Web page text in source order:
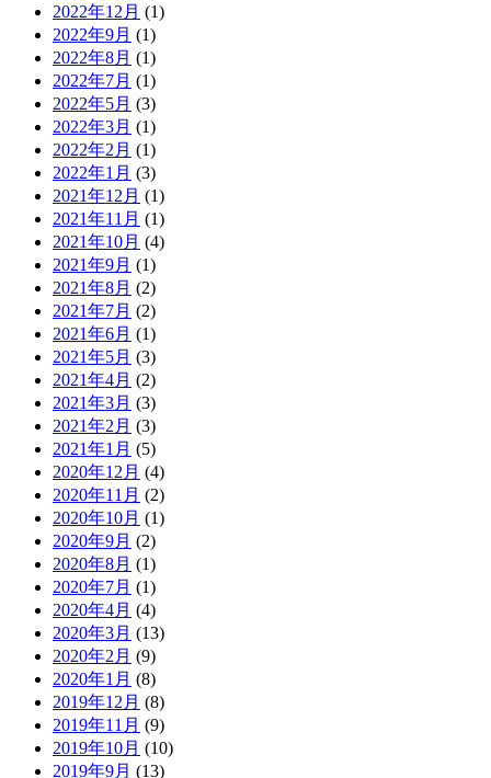
2022年12月 (1)
2022年9月 (1)
2022年8月 (1)
2022年7月 (1)
2022年5月 (3)
2022年3月 (1)
2022年2月 (1)
2022年1月 (3)
2021年12月 (1)
2021年11月 (1)
2021年10月 (4)
2021年9月 (1)
2021年8月 (2)
2021年7月 (2)
2021年6月 (1)
2021年5月 (3)
2021年4月 (2)
2021年3月 (3)
2021年2月 (3)
2021年1月 (5)
2020年12月 (4)
2020年11月 (2)
2020年10月 (1)
2020年9月 (2)
2020年8月 (1)
2020年7月 (1)
2020年4月 (4)
2020年3月 (13)
2020年2月 (9)
2020年1月 (8)
2019年12月 (8)
2019年11月 (9)
2019年10月 (10)
2019年9月 (13)